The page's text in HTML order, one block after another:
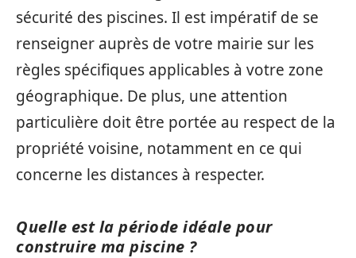
sécurité des piscines. Il est impératif de se
renseigner auprès de votre mairie sur les
règles spécifiques applicables à votre zone
géographique. De plus, une attention
particulière doit être portée au respect de la
propriété voisine, notamment en ce qui
concerne les distances à respecter.
Quelle est la période idéale pour
construire ma piscine ?